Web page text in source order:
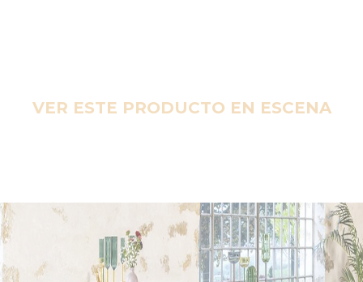
VER ESTE PRODUCTO EN ESCENA